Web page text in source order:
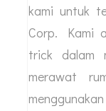
kami untuk
Corp. Kami
trick dalam
merawat